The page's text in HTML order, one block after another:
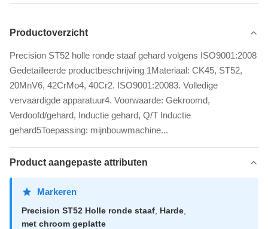
Productoverzicht
Precision ST52 holle ronde staaf gehard volgens ISO9001:2008
Gedetailleerde productbeschrijving 1Materiaal: CK45, ST52,
20MnV6, 42CrMo4, 40Cr2. ISO9001:20083. Volledige
vervaardigde apparatuur4. Voorwaarde: Gekroomd,
Verdoofd/gehard, Inductie gehard, Q/T Inductie
gehard5Toepassing: mijnbouwmachine...
Product aangepaste attributen
Markeren
Precision ST52 Holle ronde staaf Harde
met chroom geplatte